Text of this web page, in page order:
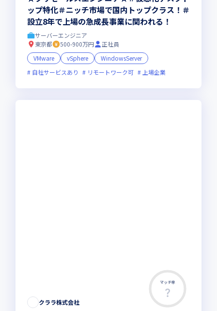
ップ特化＃ニッチ市場で国内トップクラス！＃
設立8年で上場の急成長事業に関われる！
サーバーエンジニア
東京都
500-900万円
正社員
VMware
vSphere
WindowsServer
自社サービスあり
リモートワーク可 上場企業
マッチ率
クララ株式会社